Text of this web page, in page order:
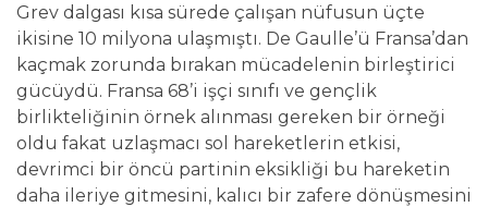
Grev dalgası kısa sürede çalışan nüfusun üçte
ikisine 10 milyona ulaşmıştı. De Gaulle’ü Fransa’dan
kaçmak zorunda bırakan mücadelenin birleştirici
gücüydü. Fransa 68’i işçi sınıfı ve gençlik
birlikteliğinin örnek alınması gereken bir örneği
oldu fakat uzlaşmacı sol hareketlerin etkisi,
devrimci bir öncü partinin eksikliği bu hareketin
daha ileriye gitmesini, kalıcı bir zafere dönüşmesini